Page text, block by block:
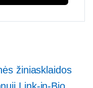
žiniasklaidos